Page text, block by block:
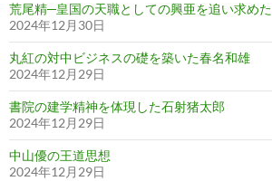
荒尾精─皇国の天職としての興亜を追い求めた
2024年12月30日
丸紅の対中ビジネスの礎を築いた春名和雄
2024年12月29日
書院の建学精神を体現した石射猪太郎
2024年12月29日
中山優の王道思想
2024年12月29日